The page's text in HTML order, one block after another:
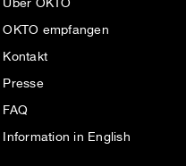
Über OKTO
OKTO empfangen
Kontakt
Presse
FAQ
Information in English